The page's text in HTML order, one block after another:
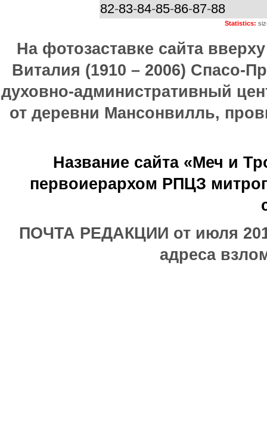
82-83-84-85-86-87-88
Statistics:
На фотозаставке сайта
Виталия (1910 – 2006) Спасо-
духовно-административный
от деревни Мансонвилль,
Название сайта «Меч и
первоиерархом РПЦЗ
ПОЧТА РЕДАКЦИИ от июля
адреса